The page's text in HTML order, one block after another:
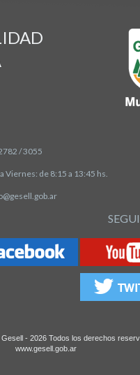
/ 3055
Viernes: de 8:15 a 13:45 hs.
Gesell - 2026 Todos los derechos
www.gesell.gob.ar